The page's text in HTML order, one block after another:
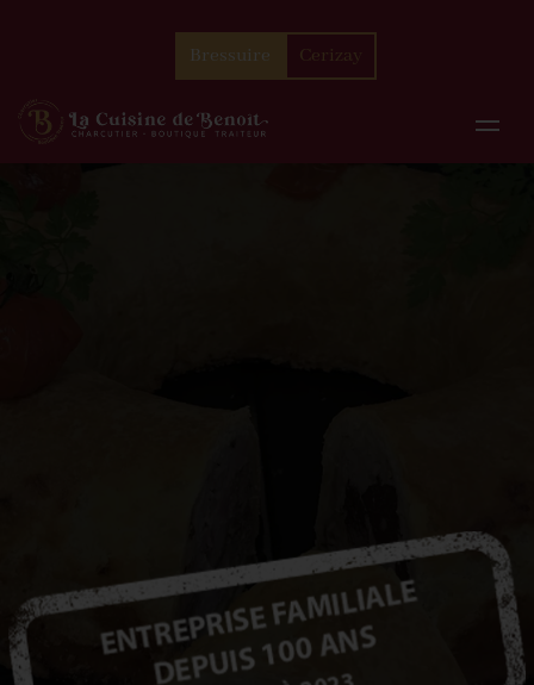
Bressuire Cerizay